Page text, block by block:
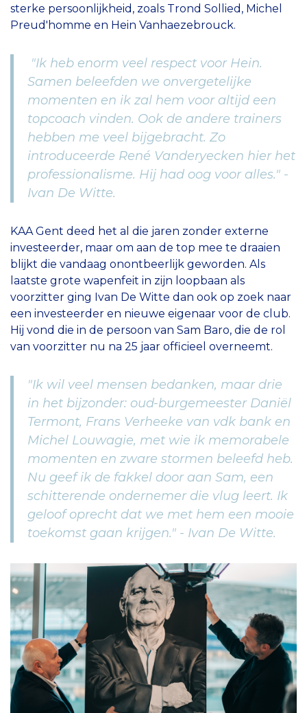
sterke persoonlijkheid, zoals Trond Sollied, Michel
Preud'homme en Hein Vanhaezebrouck.
"Ik heb enorm veel respect voor Hein.
Samen beleefden we onvergetelijke
momenten en ik zal hem voor altijd een
topcoach vinden. Ook de andere trainers
hebben me veel bijgebracht. Zo
introduceerde René Vanderyecken hier het
professionalisme. Hij had oog voor alles." -
Ivan De Witte.
KAA Gent deed het al die jaren zonder externe
investeerder, maar om aan de top mee te draaien
blijkt die vandaag onontbeerlijk geworden. Als
laatste grote wapenfeit in zijn loopbaan als
voorzitter ging Ivan De Witte dan ook op zoek naar
een investeerder en nieuwe eigenaar voor de club.
Hij vond die in de persoon van Sam Baro, die de rol
van voorzitter nu na 25 jaar officieel overneemt.
"Ik wil veel mensen bedanken, maar drie
in het bijzonder: oud-burgemeester Daniël
Termont, Frans Verheeke van vdk bank en
Michel Louwagie, met wie ik memorabele
momenten en zware stormen beleefd heb.
Nu geef ik de fakkel door aan Sam, een
schitterende ondernemer die vlug leert. Ik
geloof oprecht dat we met hem een mooie
toekomst gaan krijgen." - Ivan De Witte.